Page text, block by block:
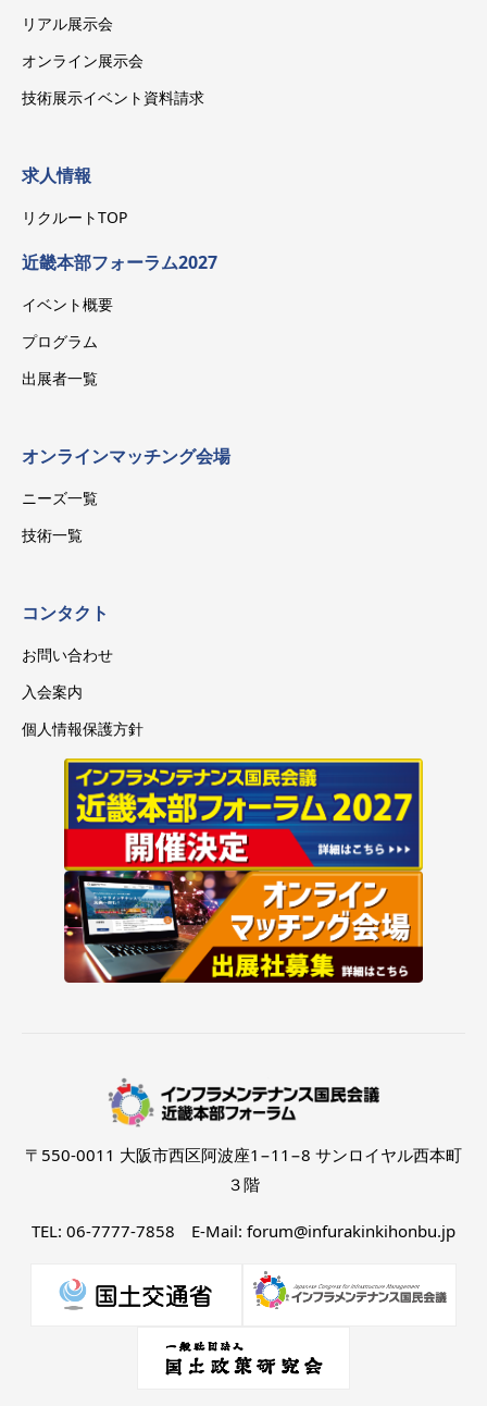
リアル展示会
オンライン展示会
技術展示イベント資料請求
求人情報
リクルートTOP
近畿本部フォーラム2027
イベント概要
プログラム
出展者一覧
オンラインマッチング会場
ニーズ一覧
技術一覧
コンタクト
お問い合わせ
入会案内
個人情報保護方針
〒550-0011 大阪市西区阿波座1−11−8 サンロイヤル西本町
３階
TEL: 06-7777-7858 E-Mail: forum@infurakinkihonbu.jp